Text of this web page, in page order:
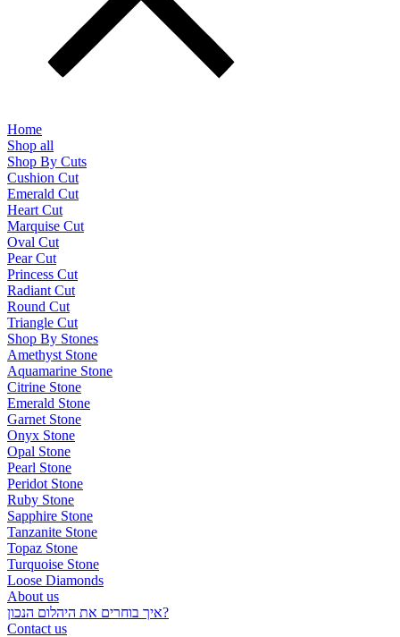
Home
Shop all
Shop By Cuts
Cushion Cut
Emerald Cut
Heart Cut
Marquise Cut
Oval Cut
Pear Cut
Princess Cut
Radiant Cut
Round Cut
Triangle Cut
Shop By Stones
Amethyst Stone
Aquamarine Stone
Citrine Stone
Emerald Stone
Garnet Stone
Onyx Stone
Opal Stone
Pearl Stone
Peridot Stone
Ruby Stone
Sapphire Stone
Tanzanite Stone
Topaz Stone
Turquoise Stone
Loose Diamonds
About us
איך בוחרים את היהלום הנכון?
Contact us